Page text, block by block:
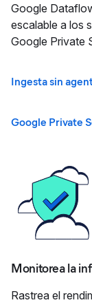
Google
escalable a los
Google Private
Ingesta sin
Google Private
Monitorea la
Rastrea el